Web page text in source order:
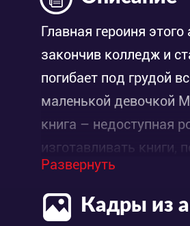
Главная героиня
закончив колледж и
погибает под грудой
маленькой девочкой
книга – недоступная
изготавливать
иллюстрациями, но на
конкурентов. Теперь
Майн, а также рыцарю
Развернуть
Кадры из